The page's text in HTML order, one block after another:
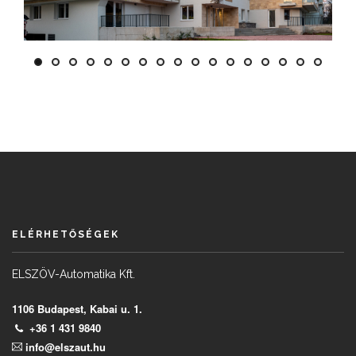
ELÉRHETŐSÉGEK
ELSZÖV-Automatika Kft.
1106 Budapest, Kabai u. 1.
+36 1 431 9840
info@elszaut.hu